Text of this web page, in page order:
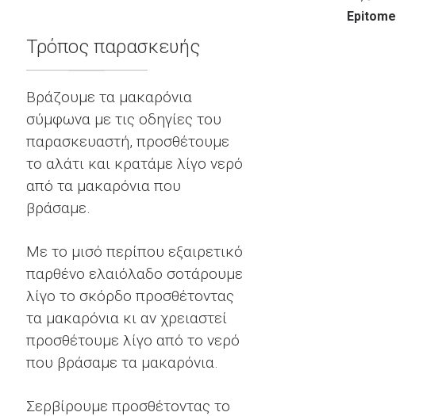
Τρόπος παρασκευής
Βράζουμε τα μακαρόνια
σύμφωνα με τις οδηγίες του
παρασκευαστή, προσθέτουμε
το αλάτι και κρατάμε λίγο νερό
από τα μακαρόνια που
βράσαμε.
Με το μισό περίπου εξαιρετικό
παρθένο ελαιόλαδο σοτάρουμε
λίγο το σκόρδο προσθέτοντας
τα μακαρόνια κι αν χρειαστεί
προσθέτουμε λίγο από το νερό
που βράσαμε τα μακαρόνια.
Σερβίρουμε προσθέτοντας το
Epitome